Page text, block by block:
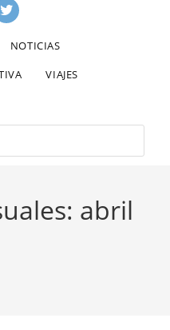
NOTICIAS
VIAJES
abril